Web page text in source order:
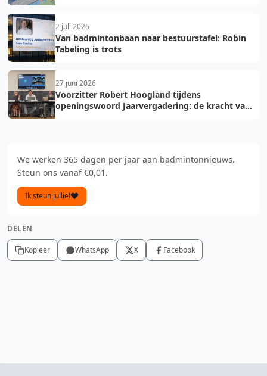
2 juli 2026
Van badmintonbaan naar bestuurstafel: Robin
Tabeling is trots
27 juni 2026
Voorzitter Robert Hoogland tijdens
openingswoord Jaarvergadering: de kracht van
We werken 365 dagen per jaar aan badmintonnieuws.
Steun ons vanaf €0,01.
Ik steun jullie!
DELEN
Kopieer WhatsApp X Facebook